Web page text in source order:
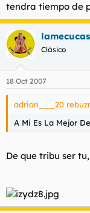
tendra tiempo de
lamecucas
Clásico
18 Oct 2007
adrian___20
A Mi Es La Mejor
De que tribu ser